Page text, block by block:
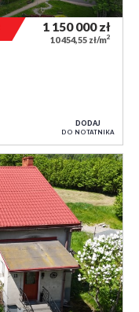
1 150 000zł
10 454,55 zł/m2
DODAJ
DO NOTATNIKA